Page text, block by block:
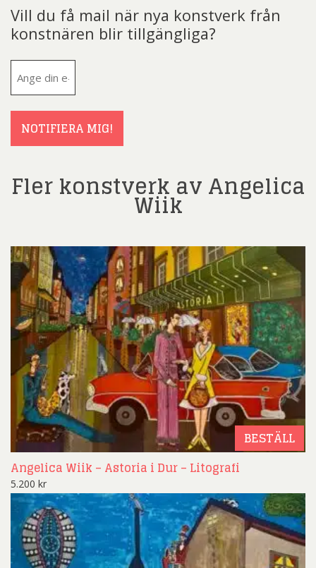
Vill du få mail när nya konstverk från
konstnären blir tillgängliga?
NOTIFIERA MIG!
Fler konstverk av Angelica
Wiik
BESTÄLL
Angelica Wiik – Astoria i Dur – Litografi
5.200 kr